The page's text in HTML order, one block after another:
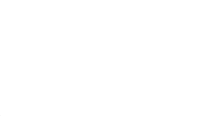
HD 50ml.